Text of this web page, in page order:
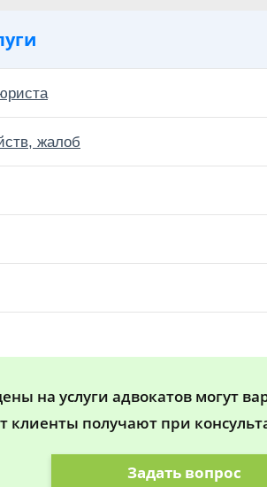
жалоб
на услуги адвокатов могут
клиенты получают при
Задать вопрос